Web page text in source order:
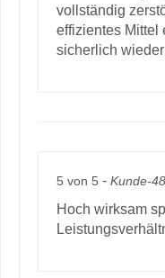
vollständig
effizientes Mittel
sicherlich
5 von 5 - Kunde-
Hoch wirksam